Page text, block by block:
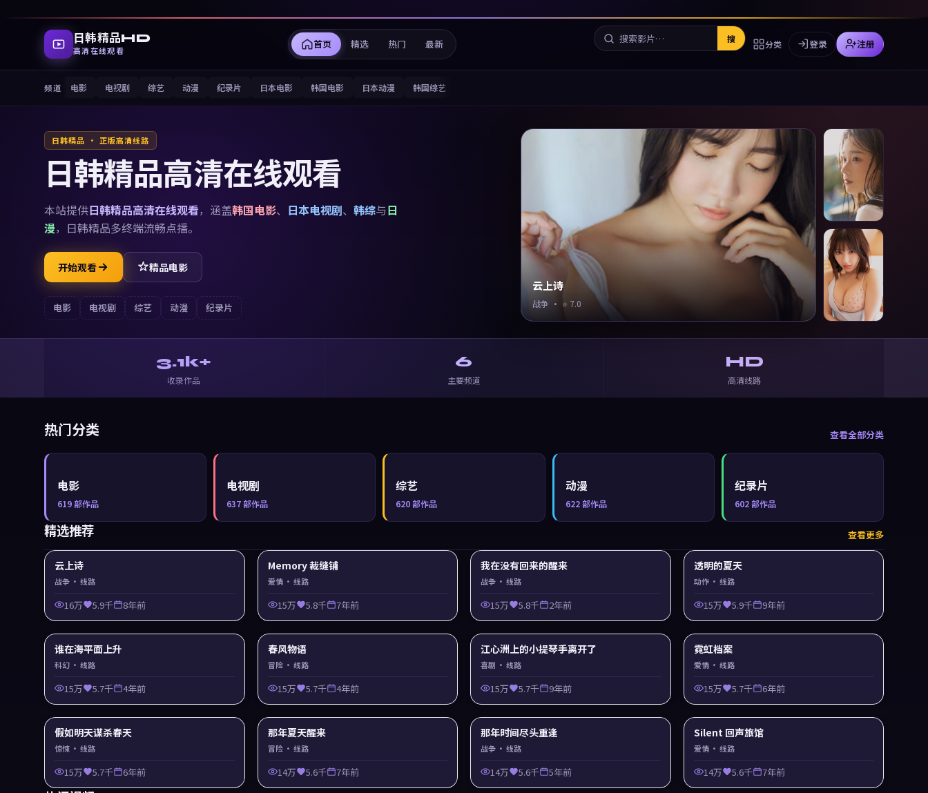
日韩精品HD
高清在线观看 首页 精选 热门 最新 搜 分类 登录 注册
频道 电影 电视剧 综艺 动漫 纪录片 日本电影 韩国电影 日本动漫 韩国综艺
日韩精品 · 正版高清线路
日韩精品高清在线观看
本站提供日韩精品高清在线观看，涵盖韩国电影、 日本电视剧、 韩综与日
漫， 日韩精品多终端流畅点播。
开始观看 精品电影
电影 电视剧 综艺 动漫 纪录片
云上诗
战争 · ⭐ 7.0
3.1k+
收录作品
6
主要频道
HD
高清线路
热门分类 查看全部分类
电影
619部作品
电视剧
637部作品
综艺
620部作品
动漫
622部作品
纪录片
602部作品
精选推荐 查看更多
云上诗
战争 · 线路
16万 5.9千 8年前
Memory 裁缝铺
爱情· 线路
15万 5.8千 7年前
我在没有回来的醒来
战争 · 线路
15万 5.8千 2年前
透明的夏天
动作· 线路
15万 5.9千 9年前
谁在海平面上升
科幻 · 线路
15万 5.7千 4年前
春风物语
冒险· 线路
15万 5.7千 4年前
江心洲上的小提琴手离开了
喜剧 · 线路
15万 5.7千 9年前
霓虹档案
爱情· 线路
15万 5.7千 6年前
假如明天谋杀春天
惊悚 · 线路
15万 5.7千 6年前
那年夏天醒来
冒险· 线路
14万 5.6千 7年前
那年时间尽头重逢
战争 · 线路
14万 5.6千 5年前
Silent 回声旅馆
爱情· 线路
14万 5.6千 7年前